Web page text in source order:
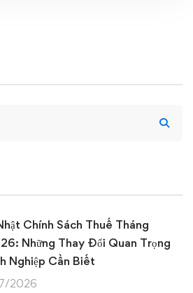
Chính Sách Thuế Tháng
Những Thay Đổi Quan Trọng
Nghiệp Cần Biết
2026